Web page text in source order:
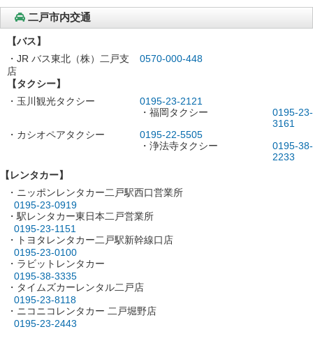
二戸市内交通
【バス】
・JR バス東北（株）二戸支
店
0570-000-448
【タクシー】
・玉川観光タクシー
0195-23-2121
・福岡タクシー
0195-23-
3161
・カシオペアタクシー
0195-22-5505
・浄法寺タクシー
0195-38-
2233
【レンタカー】
・ニッポンレンタカー二戸駅西口営業所
0195-23-0919
・駅レンタカー東日本二戸営業所
0195-23-1151
・トヨタレンタカー二戸駅新幹線口店
0195-23-0100
・ラビットレンタカー
0195-38-3335
・タイムズカーレンタル二戸店
0195-23-8118
・ニコニコレンタカー 二戸堀野店
0195-23-2443